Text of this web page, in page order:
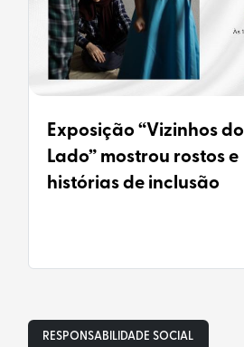
Exposição “Vizinhos do
Lado” mostrou rostos e
histórias de inclusão
RESPONSABILIDADE SOCIAL